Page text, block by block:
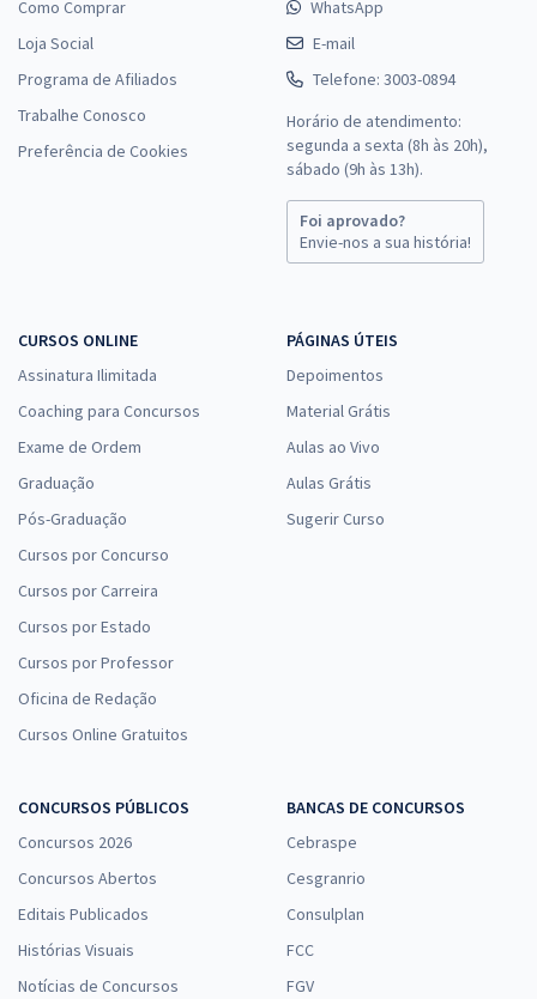
Como Comprar
Loja Social
Programa de Afiliados
Trabalhe Conosco
Preferência de Cookies
WhatsApp
E-mail
Telefone: 3003-0894
Horário de atendimento:
segunda a sexta (8h às 20h),
sábado (9h às 13h).
Foi aprovado?
Envie-nos a sua história!
CURSOS ONLINE
Assinatura Ilimitada
Coaching para Concursos
Exame de Ordem
Graduação
Pós-Graduação
Cursos por Concurso
Cursos por Carreira
Cursos por Estado
Cursos por Professor
Oficina de Redação
Cursos Online Gratuitos
PÁGINAS ÚTEIS
Depoimentos
Material Grátis
Aulas ao Vivo
Aulas Grátis
Sugerir Curso
CONCURSOS PÚBLICOS
Concursos 2026
Concursos Abertos
Editais Publicados
Histórias Visuais
Notícias de Concursos
BANCAS DE CONCURSOS
Cebraspe
Cesgranrio
Consulplan
FCC
FGV